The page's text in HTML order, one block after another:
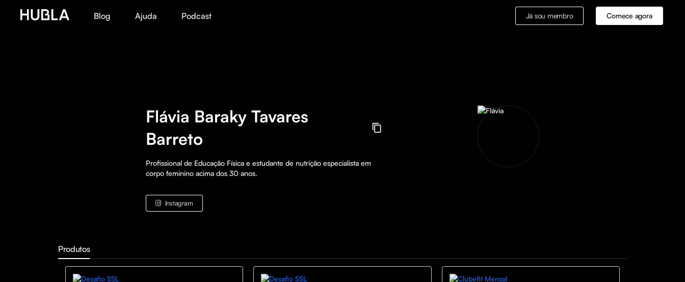
Blog Ajuda Podcast Já sou membro Comece agora
Flávia Baraky Tavares
Barreto
Profissional de Educação Física e estudante de nutrição especialista em
corpo feminino acima dos 30 anos.
Instagram
Produtos